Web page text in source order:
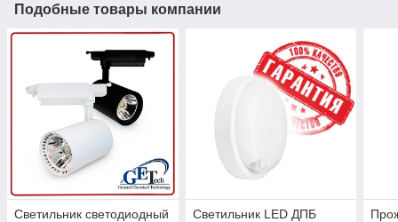
Подобные товары компании
Светильник светодиодный
Светильник LED ДПБ